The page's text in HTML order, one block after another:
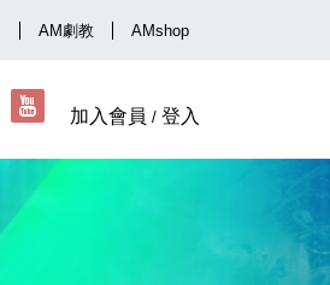
AM劇教 AMshop
加入會員 / 登入